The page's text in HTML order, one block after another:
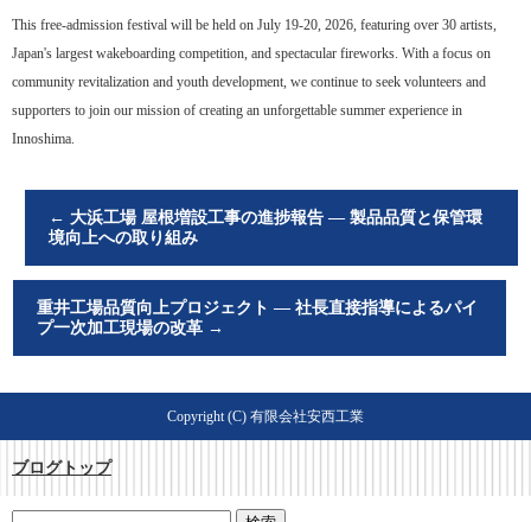
This free-admission festival will be held on July 19-20, 2026, featuring over 30 artists,
Japan's largest wakeboarding competition, and spectacular fireworks. With a focus on
community revitalization and youth development, we continue to seek volunteers and
supporters to join our mission of creating an unforgettable summer experience in
Innoshima.
← 大浜工場 屋根増設工事の進捗報告 ― 製品品質と保管環
境向上への取り組み
重井工場品質向上プロジェクト ― 社長直接指導によるパイ
プ一次加工現場の改革 →
Copyright (C) 有限会社安西工業
ブログトップ